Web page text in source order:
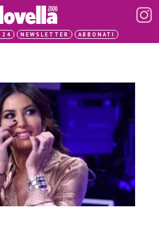
24 NEWSLETTER ABBONATI